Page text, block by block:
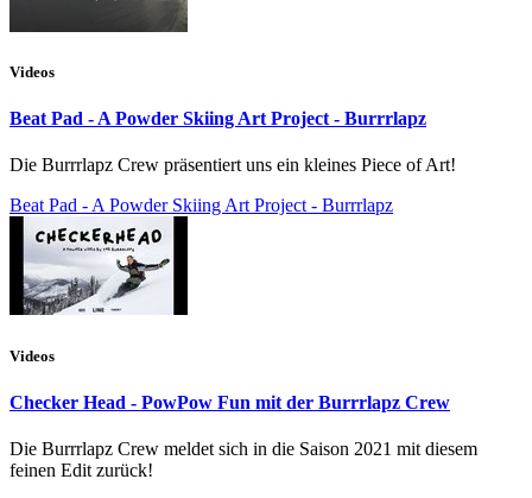
Videos
Beat Pad - A Powder Skiing Art Project - Burrrlapz
Die Burrrlapz Crew präsentiert uns ein kleines Piece of Art!
Beat Pad - A Powder Skiing Art Project - Burrrlapz
Videos
Checker Head - PowPow Fun mit der Burrrlapz Crew
Die Burrrlapz Crew meldet sich in die Saison 2021 mit diesem
feinen Edit zurück!